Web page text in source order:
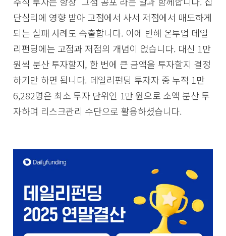
단심리에 영향 받아 고점에서 사서 저점에서 매도하게
되는 실패 사례도 속출합니다. 이에 반해 온투업 데일
리펀딩에는 고점과 저점의 개념이 없습니다. 대신 1만
원씩 분산 투자할지, 한 번에 큰 금액을 투자할지 결정
하기만 하면 됩니다. 데일리펀딩 투자자 중 누적 1만
6,282명은 최소 투자 단위인 1만 원으로 소액 분산 투
자하며 리스크관리 수단으로 활용하셨습니다.